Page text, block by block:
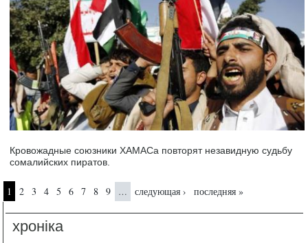
Кровожадные союзники ХАМАСа повторят незавидную судьбу
сомалийских пиратов.
Страницы
1 2 3 4 5 6 7 8 9 … следующая › последняя »
хроніка